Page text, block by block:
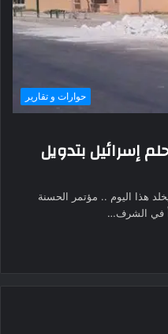
حوارات و تقارير
إسرائيل بتدويل
هذا اليوم .. مؤتمر الحسنة
في الشرف…